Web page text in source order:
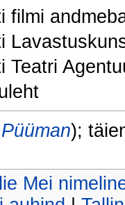
filmi
Teatri
);
Mei